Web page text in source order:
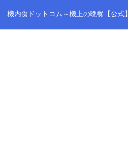
機内食ドットコム～機上の晩餐【公式】